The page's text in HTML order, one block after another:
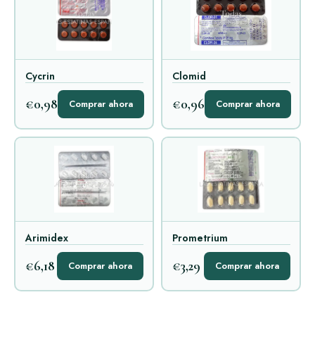
Cycrin
€0,98 Comprar ahora
Clomid
€0,96 Comprar ahora
Arimidex
€6,18 Comprar ahora
Prometrium
€3,29 Comprar ahora